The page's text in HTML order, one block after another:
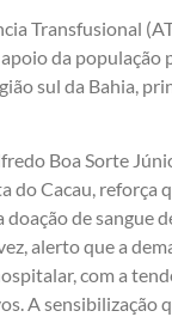
Transfusional
da população
sul da Bahia,
Boa Sorte
do Cacau, reforça
de sangue
alerto que a
com a
A sensibilização